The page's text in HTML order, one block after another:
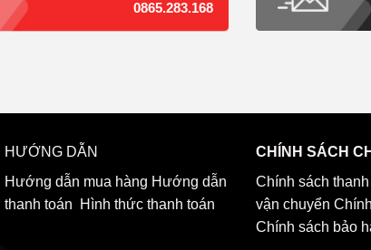
0865.283.168
HƯỚNG DẪN
Hướng dẫn mua hàng Hướng dẫn
thanh toán
Hình thức thanh toán
CHÍNH SÁCH
Chính sách thanh
vận chuyển
Chính sách bảo